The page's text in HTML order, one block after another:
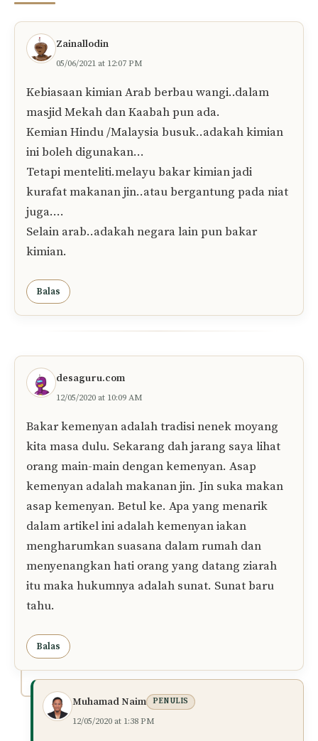
Zainallodin
05/06/2021 at 12:07 PM
Kebiasaan kimian Arab berbau wangi..dalam
masjid Mekah dan Kaabah pun ada.
Kemian Hindu /Malaysia busuk..adakah kimian
ini boleh digunakan…
Tetapi menteliti.melayu bakar kimian jadi
kurafat makanan jin..atau bergantung pada niat
juga….
Selain arab..adakah negara lain pun bakar
kimian.
Balas
desaguru.com
12/05/2020 at 10:09 AM
Bakar kemenyan adalah tradisi nenek moyang
kita masa dulu. Sekarang dah jarang saya lihat
orang main-main dengan kemenyan. Asap
kemenyan adalah makanan jin. Jin suka makan
asap kemenyan. Betul ke. Apa yang menarik
dalam artikel ini adalah kemenyan iakan
mengharumkan suasana dalam rumah dan
menyenangkan hati orang yang datang ziarah
itu maka hukumnya adalah sunat. Sunat baru
tahu.
Balas
Muhamad Naim PENULIS
12/05/2020 at 1:38 PM